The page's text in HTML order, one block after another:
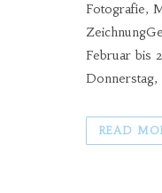
Fotografie,
Februar bis
READ